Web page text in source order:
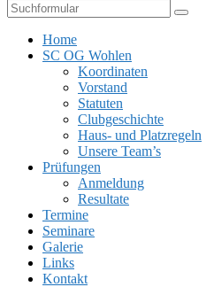
Suchen
Home
SC OG Wohlen
Koordinaten
Vorstand
Statuten
Clubgeschichte
Haus- und Platzregeln
Unsere Team’s
Prüfungen
Anmeldung
Resultate
Termine
Seminare
Galerie
Links
Kontakt